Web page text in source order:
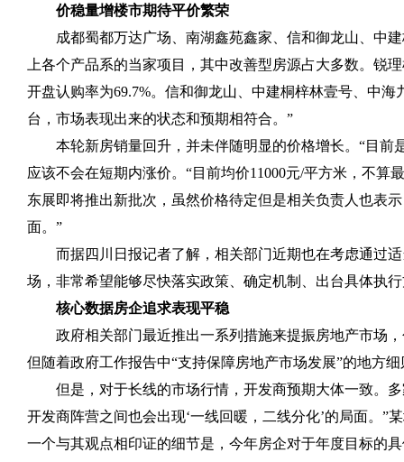
价稳量增楼市期待平价繁荣
成都蜀都万达广场、南湖鑫苑鑫家、信和御龙山、中
上各个产品系的当家项目，其中改善型房源占大多数。锐
开盘认购率为69.7%。信和御龙山、中建桐梓林壹号、中
台，市场表现出来的状态和预期相符合。”
本轮新房销量回升，并未伴随明显的价格增长。“目
应该不会在短期内涨价。“目前均价11000元/平方米，不算
东展即将推出新批次，虽然价格待定但是相关负责人也表
面。”
而据四川日报记者了解，相关部门近期也在考虑通过
场，非常希望能够尽快落实政策、确定机制、出台具体执
核心数据房企追求表现平稳
政府相关部门最近推出一系列措施来提振房地产市场
但随着政府工作报告中“支持保障房地产市场发展”的地方
但是，对于长线的市场行情，开发商预期大体一致。
开发商阵营之间也会出现‘一线回暖，二线分化’的局面。
一个与其观点相印证的细节是，今年房企对于年度目标的